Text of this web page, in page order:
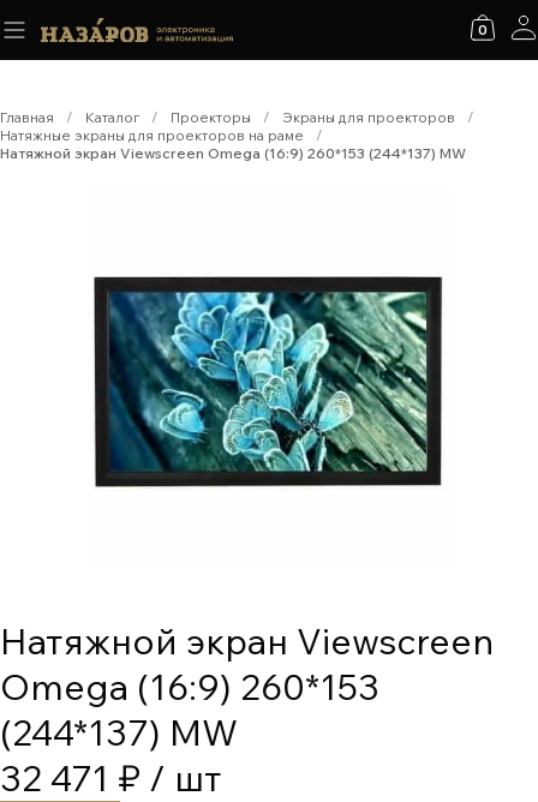
0
Главная / Каталог / Проекторы / Экраны для проекторов
/
Натяжные экраны для проекторов на раме
/
Натяжной экран Viewscreen Omega (16:9) 260*153 (244*137) MW
Натяжной экран Viewscreen
Omega (16:9) 260*153
(244*137) MW
32 471 ₽ / шт